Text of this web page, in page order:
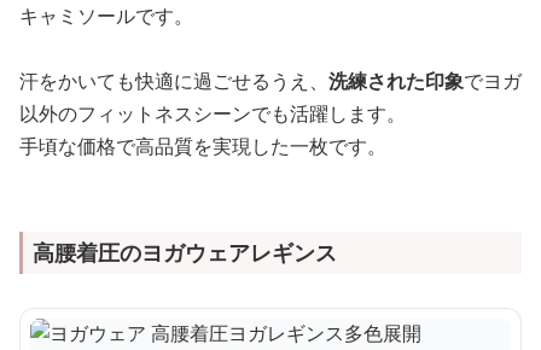
キャミソールです。
汗をかいても快適に過ごせるうえ、 洗練された印象でヨガ
以外のフィットネスシーンでも活躍します。
手頃な価格で高品質を実現した一枚です。
高腰着圧のヨガウェアレギンス